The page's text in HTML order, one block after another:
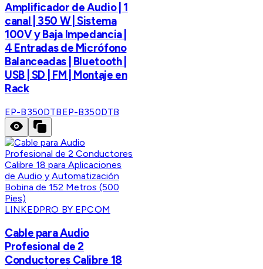
Amplificador de Audio | 1
canal | 350 W | Sistema
100V y Baja Impedancia |
4 Entradas de Micrófono
Balanceadas | Bluetooth |
USB | SD | FM | Montaje en
Rack
EP-B350DTBEP-B350DTB
LINKEDPRO BY EPCOM
Cable para Audio
Profesional de 2
Conductores Calibre 18